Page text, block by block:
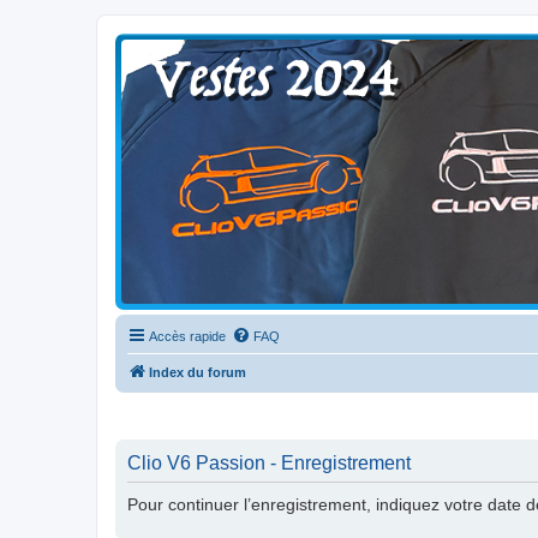
Clio V6 Passion
Le site français des passionnés de Clio V6
Accès rapide FAQ
Index du forum
Clio V6 Passion - Enregistrement
Pour continuer l’enregistrement, indiquez votre date